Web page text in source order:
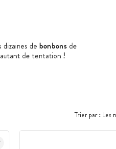
de bonbons de
de tentation !
Trier par : Les